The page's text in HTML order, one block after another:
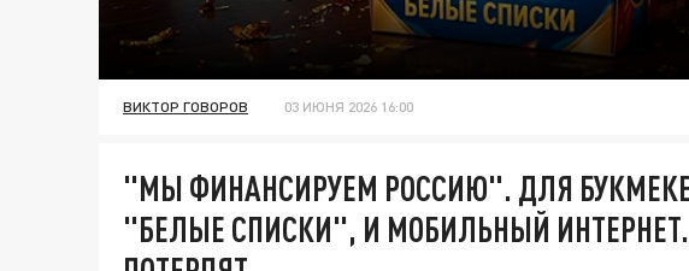
ВИКТОР ГОВОРОВ 03 ИЮНЯ 2026 16:00
"МЫ ФИНАНСИРУЕМ РОССИЮ". ДЛЯ
"БЕЛЫЕ СПИСКИ", И МОБИЛЬНЫЙ